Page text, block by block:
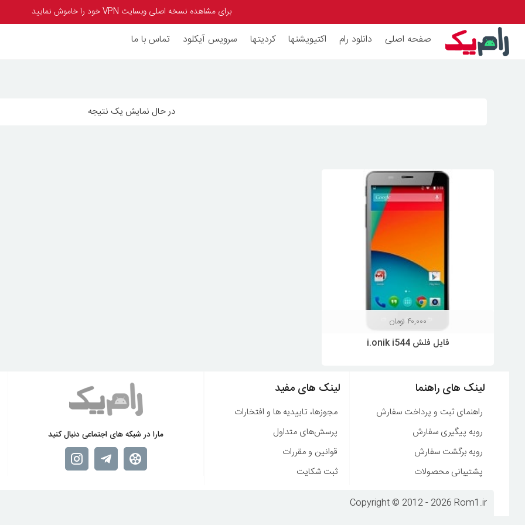
برای مشاهده نسخه اصلی وبسایت VPN خود را خاموش نمایید
صفحه اصلی دانلود رام اکتیویشنها کردیتها سرویس آیکلود تماس با ما
در حال نمایش یک نتیجه
فایل فلش i.onik i544
۴۰,۰۰۰ تومان
لینک های راهنما
راهنمای ثبت و پرداخت سفارش
رویه پیگیری سفارش
رویه برگشت سفارش
پشتیبانی محصولات
لینک های مفید
مجوزها، تاییدیه ها و افتخارات
پرسش‌های متداول
قوانین و مقررات
ثبت شکایت
مارا در شبکه های اجتماعی دنبال کنید
Copyright © 2012 - 2026 Rom1.ir